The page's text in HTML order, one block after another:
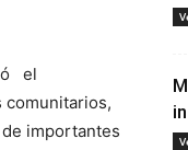
el
comunitarios,
importantes